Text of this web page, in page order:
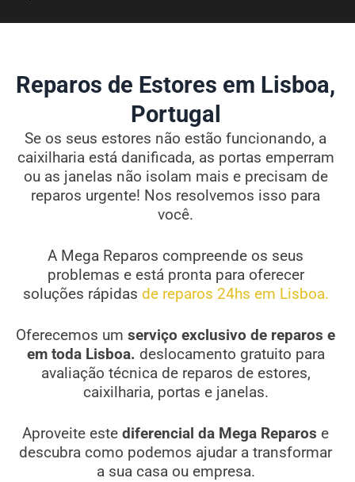
Reparos de Estores em Lisboa,
Portugal
Se os seus estores não estão funcionando, a
caixilharia está danificada, as portas emperram
ou as janelas não isolam mais e precisam de
reparos urgente! Nos resolvemos isso para
você.
A Mega Reparos compreende os seus
problemas e está pronta para oferecer
soluções rápidas de reparos 24hs em Lisboa.
Oferecemos um serviço exclusivo de reparos e
em toda Lisboa. deslocamento gratuito para
avaliação técnica de reparos de estores,
caixilharia, portas e janelas.
Aproveite estediferencial da Mega Reparos e
descubra como podemos ajudar a transformar
a sua casa ou empresa.